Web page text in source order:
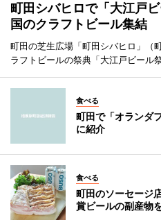
町田シバヒロで「大江戸
国のクラフトビール集結
町田の芝生広場「町田シバヒロ」（
ラフトビールの祭典「大江戸ビール
食べる
町田で「オランダ
に紹介
食べる
町田のソーセージ
賞ビールの副産物